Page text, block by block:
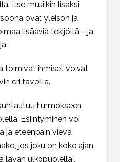
Itse musiikin lisäksi
ovat yleisön ja
lisääviä tekijöitä – ja
toimivat ihmiset voivat
eri tavoilla.
hurmokseen
Esiintyminen voi
ja eteenpäin vievä
jos joku on koko ajan
lavan ulkopuolella”,